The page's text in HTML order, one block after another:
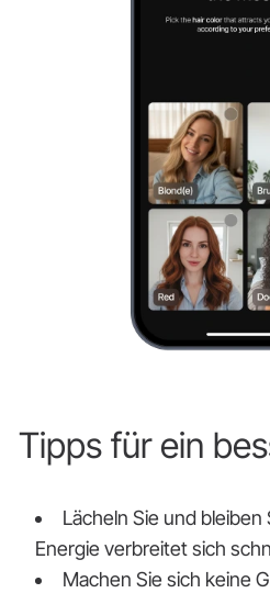
Tipps für ein
Lächeln Sie und
Energie verbreitet sich
Machen Sie sich keine